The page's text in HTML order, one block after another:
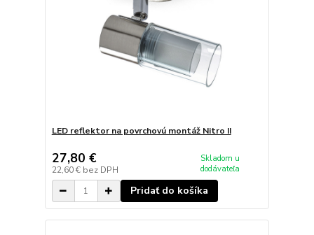
LED reflektor na povrchovú montáž Nitro II
27,80 €
22,60 € bez DPH
Skladom u
dodávateľa
Pridať do košíka